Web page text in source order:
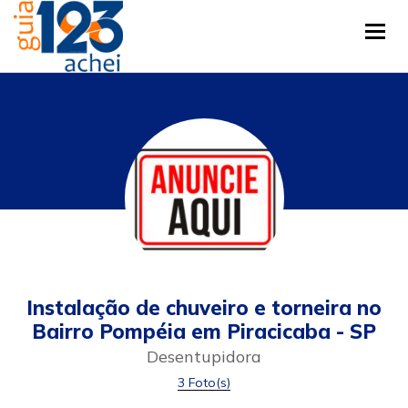
Instalação de chuveiro e torneira no
Bairro Pompéia em Piracicaba - SP
Desentupidora
3 Foto(s)